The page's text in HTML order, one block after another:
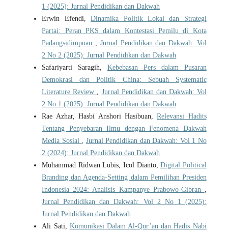
1 (2025): Jurnal Pendidikan dan Dakwah
Erwin Efendi,Dinamika Politik Lokal dan Strategi
Partai: Peran PKS dalam Kontestasi Pemilu di Kota
Padangsidimpuan , Jurnal Pendidikan dan Dakwah: Vol
2 No 2 (2025): Jurnal Pendidikan dan Dakwah
Safariyarti Saragih,Kebebasan Pers dalam Pusaran
Demokrasi dan Politik China: Sebuah Systematic
Literature Review , Jurnal Pendidikan dan Dakwah: Vol
2 No 1 (2025): Jurnal Pendidikan dan Dakwah
Rae Azhar, Hasbi Anshori Hasibuan,Relevansi Hadits
Tentang Penyebaran Ilmu dengan Fenomena Dakwah
Media Sosial , Jurnal Pendidikan dan Dakwah: Vol 1 No
2 (2024): Jurnal Pendidikan dan Dakwah
Muhammad Ridwan Lubis, Icol Dianto,Digital Political
Branding dan Agenda-Setting dalam Pemilihan Presiden
Indonesia 2024: Analisis Kampanye Prabowo-Gibran ,
Jurnal Pendidikan dan Dakwah: Vol 2 No 1 (2025):
Jurnal Pendidikan dan Dakwah
Ali Sati, Komunikasi Dalam Al-Qur’an dan Hadis Nabi